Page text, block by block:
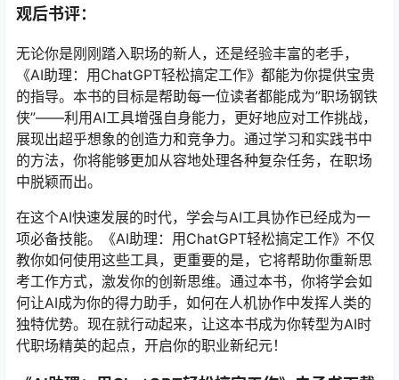
观后书评：
无论你是刚刚踏入职场的新人，还是经验丰富的老手，
《AI助理：用ChatGPT轻松搞定工作》都能为你提供宝贵
的指导。本书的目标是帮助每一位读者都能成为”职场钢铁
侠”——利用AI工具增强自身能力，更好地应对工作挑战，
展现出超乎想象的创造力和竞争力。通过学习和实践书中
的方法，你将能够更加从容地处理各种复杂任务，在职场
中脱颖而出。
在这个AI快速发展的时代，学会与AI工具协作已经成为一
项必备技能。《AI助理：用ChatGPT轻松搞定工作》不仅
教你如何使用这些工具，更重要的是，它将帮助你重新思
考工作方式，激发你的创新思维。通过本书，你将学会如
何让AI成为你的得力助手，如何在人机协作中发挥人类的
独特优势。现在就行动起来，让这本书成为你转型为AI时
代职场精英的起点，开启你的职业新纪元！